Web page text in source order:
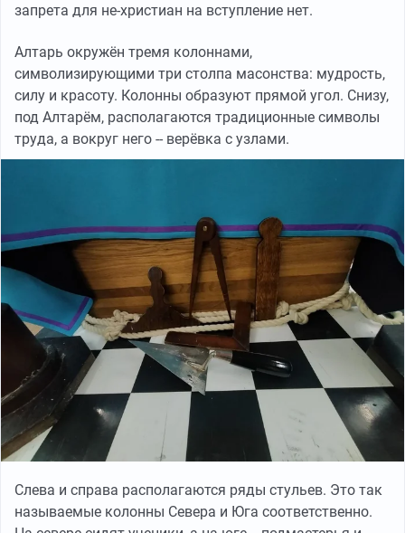
запрета для не-христиан на вступление нет.
Алтарь окружён тремя колоннами,
символизирующими три столпа масонства: мудрость,
силу и красоту. Колонны образуют прямой угол. Снизу,
под Алтарём, располагаются традиционные символы
труда, а вокруг него -- верёвка с узлами.
Слева и справа располагаются ряды стульев. Это так
называемые колонны Севера и Юга соответственно.